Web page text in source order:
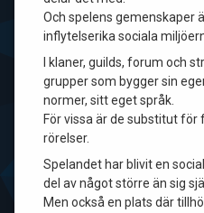
Och spelens gemenskaper
inflytelserika sociala
I klaner, guilds, forum och
grupper som bygger sin
normer, sitt eget språk.
För vissa är de substitut för
rörelser.
Spelandet har blivit en
del av något större än sig
Men också en plats där